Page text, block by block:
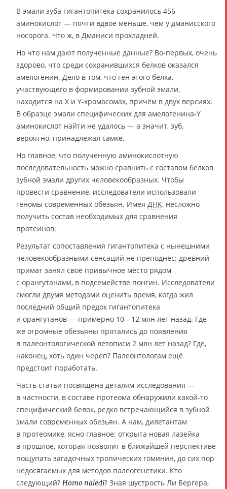
В эмали зуба гигантопитека сохранилось 456
аминокислот — почти вдвое меньше, чем у дманисского
носорога. Что ж, в Дманиси прохладней.
Но что нам дают полученные данные? Во-первых, очень
здорово, что среди сохранившихся белков оказался
амелогенин. Дело в том, что ген этого белка,
участвующего в формировании зубной эмали,
находится на X и Y-хромосомах, причём в двух версиях.
В образце эмали специфических для амелогенина-Y
аминокислот найти не удалось — а значит, зуб,
вероятно, принадлежал самке.
Но главное, что полученную аминокислотную
последовательность можно сравнить с составом белков
зубной эмали других человекообразных. Чтобы
провести сравнение, исследователи использовали
геномы современных обезьян. Имея ДНК, несложно
получить состав необходимых для сравнения
протеинов.
Результат сопоставления гигантопитека с нынешними
человекообразными сенсаций не преподнёс: древний
примат занял своё привычное место рядом
с орангутанами, в подсемействе понгин. Исследователи
смогли двумя методами оценить время, когда жил
последний общий предок гигантопитека
и орангутанов — примерно 10—12 млн лет назад. Где
же огромные обезьяны прятались до появления
в палеонтологической летописи 2 млн лет назад? Где,
наконец, хоть один череп? Палеонтологам ещё
предстоит поработать.
Часть статьи посвящена деталям исследования —
в частности, в составе протеома обнаружили какой-то
специфический белок, редко встречающийся в зубной
эмали современных обезьян. А нам, дилетантам
в протеомике, ясно главное: открыта новая лазейка
в прошлое, которая позволит в ближайшей перспективе
пощупать загадочных тропических гоминин, до сих пор
недосягаемых для методов палеогенетики. Кто
следующий? Homo naledi? Зная шустрость Ли Бергера,